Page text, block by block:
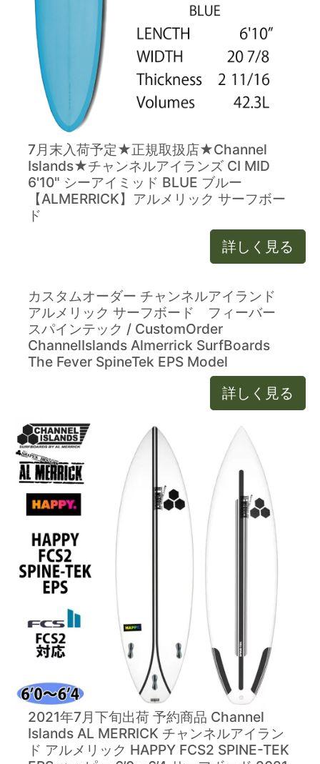
7月末入荷予定★正規取扱店★Channel
Islands★チャンネルアイランズ CI MID
6'10" シーアイミッド BLUE ブルー
【ALMERRICK】アルメリック サーフボー
ド
詳しく見る
カスタムオーダー チャンネルアイランド
アルメリック サーフボード フィーバー
スパインテック / CustomOrder
ChannelIslands Almerrick SurfBoards
The Fever SpineTek EPS Model
詳しく見る
2021年7月下旬出荷 予約商品 Channel
Islands AL MERRICK チャンネルアイラン
ド アルメリック HAPPY FCS2 SPINE-TEK